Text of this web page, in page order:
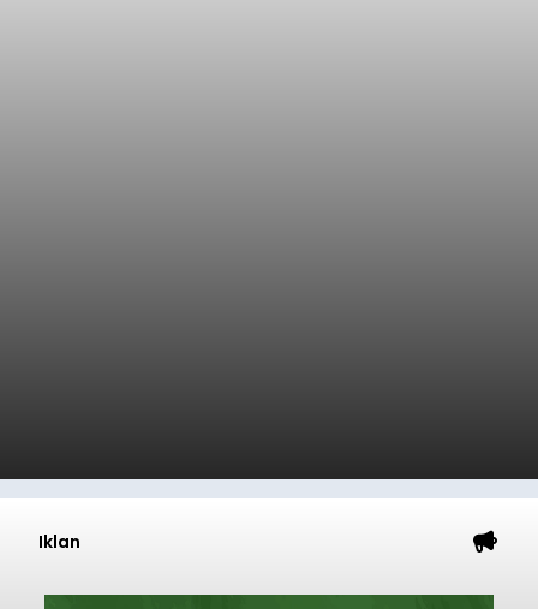
Iklan